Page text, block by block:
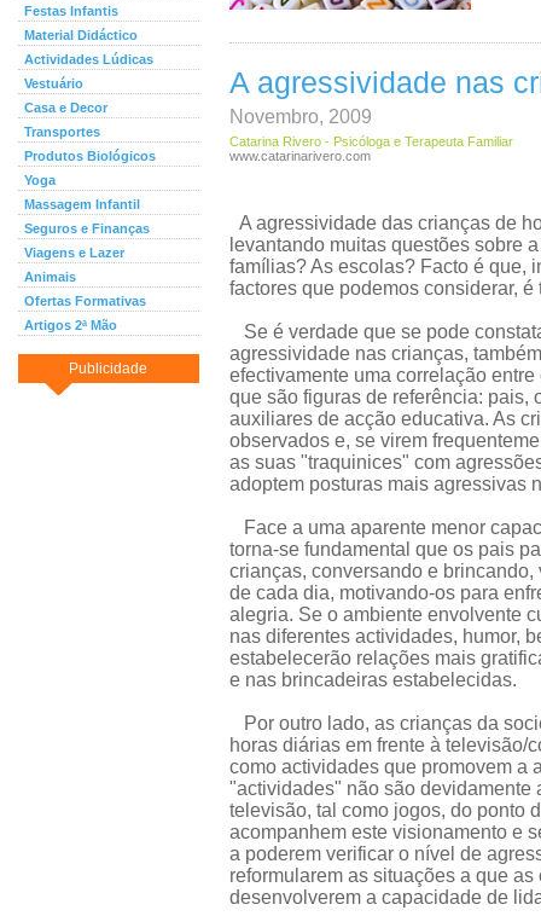
Festas Infantis
Material Didáctico
Actividades Lúdicas
Vestuário
Casa e Decor
Transportes
Produtos Biológicos
Yoga
Massagem Infantil
Seguros e Finanças
Viagens e Lazer
Animais
Ofertas Formativas
Artigos 2ª Mão
Publicidade
A agressividade nas
Novembro, 2009
Catarina Rivero - Psicóloga e Terapeuta Familiar
www.catarinarivero.com
A agressividade das crianças de
levantando muitas questões sobre
famílias? As escolas? Facto é que,
factores que podemos considerar,
Se é verdade que se pode
agressividade nas crianças,
efectivamente uma correlação
que são figuras de referência: pais,
auxiliares de acção educativa. As
observados e, se virem
as suas "traquinices" com
adoptem posturas mais agressivas
Face a uma aparente menor
torna-se fundamental que os pais
crianças, conversando e
de cada dia, motivando-os para
alegria. Se o ambiente envolvente
nas diferentes actividades, humor,
estabelecerão relações mais
e nas brincadeiras estabelecidas.
Por outro lado, as crianças da
horas diárias em frente à televisão/
como actividades que promovem a
"actividades" não são devidamente
televisão, tal como jogos, do ponto
acompanhem este visionamento e
a poderem verificar o nível de
reformularem as situações a que
desenvolverem a capacidade de